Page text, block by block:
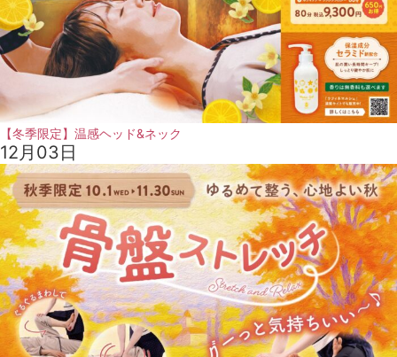
【冬季限定】温感ヘッド&ネック
12月03日